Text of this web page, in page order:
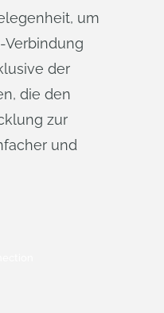
um
Verbindung
der
die den
zur
und